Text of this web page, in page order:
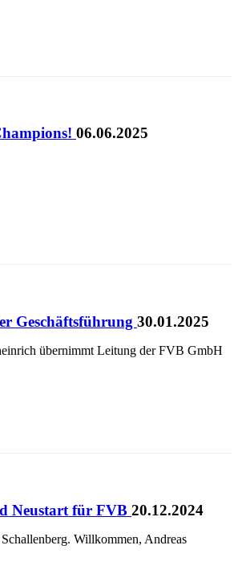
06.06.2025
Geschäftsführung 30.01.2025
übernimmt Leitung der FVB GmbH
Neustart für FVB 20.12.2024
Willkommen, Andreas